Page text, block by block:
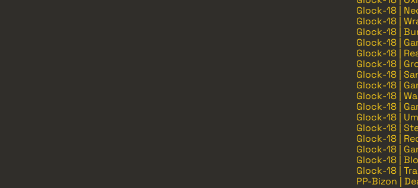
Glock-18 |
Glock-18 |
Glock-18 |
Glock-18 |
Glock-18 |
Glock-18 |
Glock-18 |
Glock-18 |
Glock-18 |
Glock-18 |
Glock-18 |
Glock-18 |
Glock-18 |
Glock-18 |
Glock-18 |
Glock-18 |
PP-Bizon |